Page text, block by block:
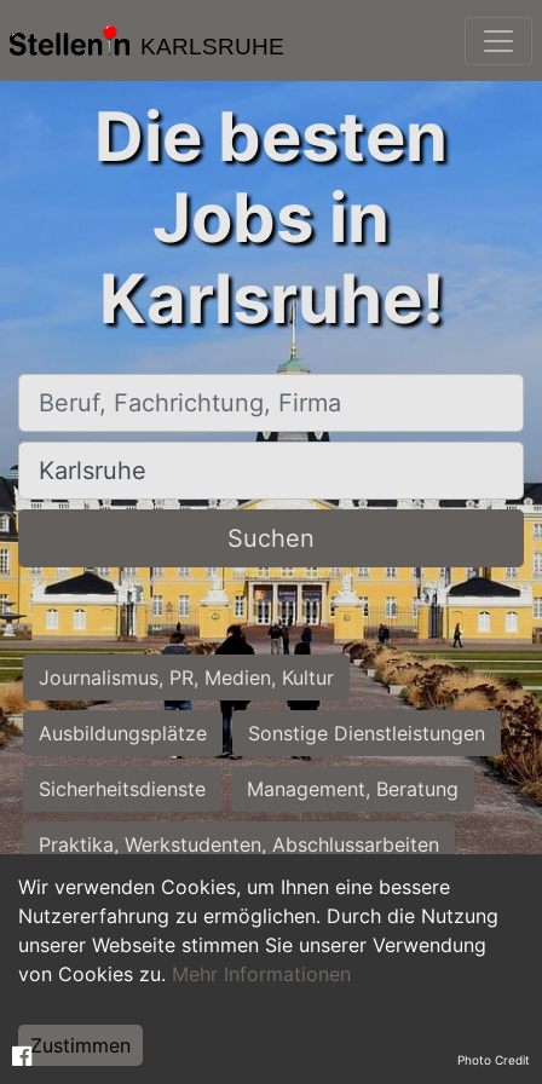
KARLSRUHE
Wir verwenden Cookies, um Ihnen eine bessere
Nutzererfahrung zu ermöglichen. Durch die Nutzung
unserer Webseite stimmen Sie unserer Verwendung
von Cookies zu. Mehr Informationen
Zustimmen
Die besten
Jobs in
Karlsruhe!
Beruf, Fachrichtung, Firma
Ort, Stadt
Suchen
Journalismus, PR, Medien, Kultur
Ausbildungsplätze Sonstige Dienstleistungen
Sicherheitsdienste Management, Beratung
Praktika, Werkstudenten, Abschlussarbeiten
Personalwesen Assistenz, Sekretariat
Hilfskräfte, Aushilfs- und Nebenjobs
Weiterbildung, Studium, duale Ausbildung Photo Credit